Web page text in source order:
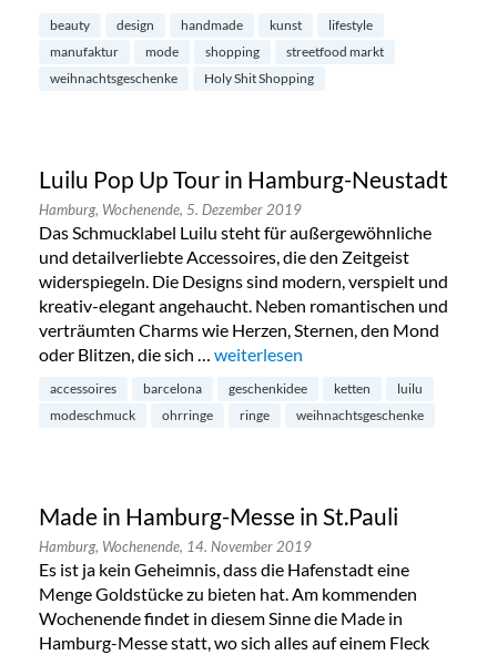
beauty design handmade kunst
lifestyle
manufaktur
mode shopping
streetfood markt
weihnachtsgeschenke
Holy Shit Shopping
Luilu Pop Up Tour in Hamburg-Neustadt
Hamburg, Wochenende, 5. Dezember 2019
Das Schmucklabel Luilu steht für außergewöhnliche
und detailverliebte Accessoires, die den Zeitgeist
widerspiegeln. Die Designs sind modern, verspielt und
kreativ-elegant angehaucht. Neben romantischen und
verträumten Charms wie Herzen, Sternen, den Mond
oder Blitzen, die sich … „Luilu Pop Up Tour in Hamburg-
weiterlesen
accessoires barcelona geschenkidee ketten
luilu
modeschmuck
ohrringe ringe weihnachtsgeschenke
Made in Hamburg-Messe in St.Pauli
Hamburg, Wochenende, 14. November 2019
Es ist ja kein Geheimnis, dass die Hafenstadt eine
Menge Goldstücke zu bieten hat. Am kommenden
Wochenende findet in diesem Sinne die Made in
Hamburg-Messe statt, wo sich alles auf einem Fleck